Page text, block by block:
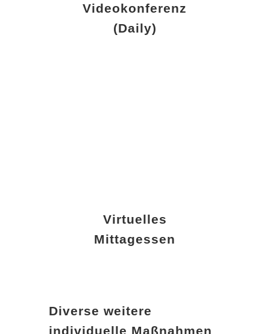
Videokonferenz
(Daily)
Virtuelles
Mittagessen
Diverse weitere
individuelle Maßnahmen